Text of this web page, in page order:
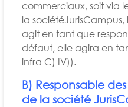
commerciaux, soit via
la
agit en tant que
défaut, elle agira en
infra C) IV)).
B) Responsable
de la société